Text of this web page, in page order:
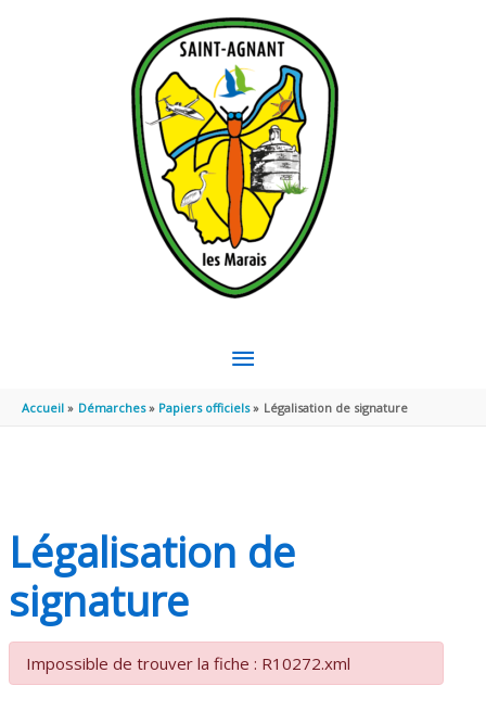
MENU
PRINCIPAL
Accueil Démarches Papiers officiels Légalisation de signature
Légalisation de
signature
Impossible de trouver la fiche : R10272.xml